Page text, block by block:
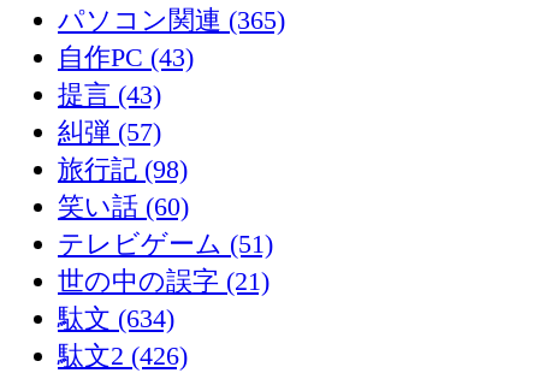
パソコン関連 (365)
自作PC (43)
提言 (43)
糾弾 (57)
旅行記 (98)
笑い話 (60)
テレビゲーム (51)
世の中の誤字 (21)
駄文 (634)
駄文2 (426)